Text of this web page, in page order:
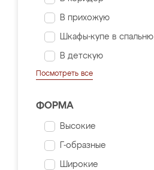
В прихожую
Шкафы-купе в спальню
В детскую
Посмотреть все
ФОРМА
Высокие
Г-образные
Широкие